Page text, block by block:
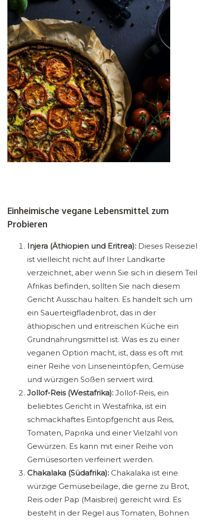
Einheimische vegane Lebensmittel zum
Probieren
Injera (Äthiopien und Eritrea): Dieses Reiseziel
ist vielleicht nicht auf Ihrer Landkarte
verzeichnet, aber wenn Sie sich in diesem Teil
Afrikas befinden, sollten Sie nach diesem
Gericht Ausschau halten. Es handelt sich um
ein Sauerteigfladenbrot, das in der
äthiopischen und eritreischen Küche ein
Grundnahrungsmittel ist. Was es zu einer
veganen Option macht, ist, dass es oft mit
einer Reihe von Linseneintöpfen, Gemüse
und würzigen Soßen serviert wird.
Jollof-Reis (Westafrika): Jollof-Reis, ein
beliebtes Gericht in Westafrika, ist ein
schmackhaftes Eintopfgericht aus Reis,
Tomaten, Paprika und einer Vielzahl von
Gewürzen. Es kann mit einer Reihe von
Gemüsesorten verfeinert werden.
Chakalaka (Südafrika): Chakalaka ist eine
würzige Gemüsebeilage, die gerne zu Brot,
Reis oder Pap (Maisbrei) gereicht wird. Es
besteht in der Regel aus Tomaten, Bohnen